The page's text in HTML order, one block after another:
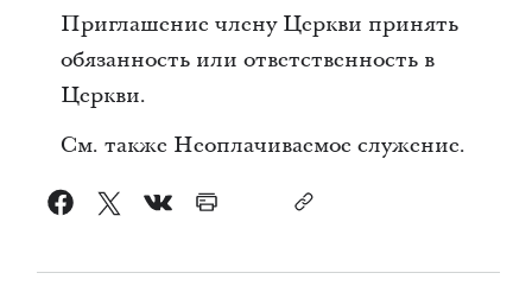
Приглашение члену Церкви принять
обязанность или ответственность в
Церкви.
См. также Неоплачиваемое служение.